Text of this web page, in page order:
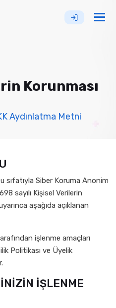
Korunması
Aydınlatma Metni
sıfatıyla Siber Koruma Anonim
sayılı Kişisel Verilerin
aşağıda açıklanan
işlenme amaçları
Politikası ve Üyelik
İŞLENME